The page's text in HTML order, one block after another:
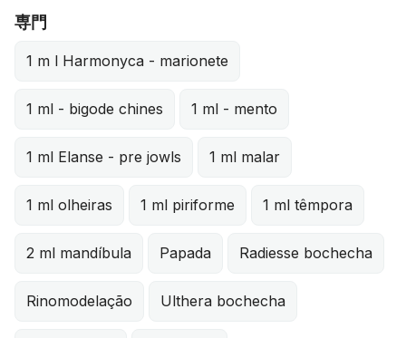
専門
1 m l Harmonyca - marionete
1 ml - bigode chines 1 ml - mento
1 ml Elanse - pre jowls 1 ml malar
1 ml olheiras 1 ml piriforme 1 ml têmpora
2 ml mandíbula Papada Radiesse bochecha
Rinomodelação Ulthera bochecha